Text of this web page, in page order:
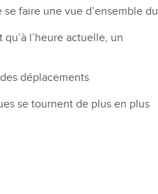
faire une vue d’ensemble du
l’heure actuelle, un
déplacements
se tournent de plus en plus